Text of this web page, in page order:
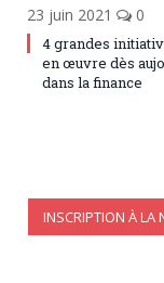
23 juin 2021 0
4 grandes
en œuvre dès
dans la finance
INSCRIPTION À LA